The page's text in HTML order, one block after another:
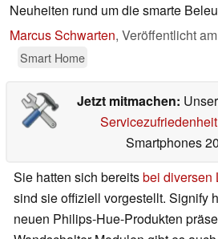
Neuheiten rund um die smarte
Marcus Schwarten, Veröffentlicht am
Smart Home
Jetzt mitmachen:
Servicezufriedenheit
Smartphones
Sie hatten sich bereitsbei diversen
sind sie offiziell vorgestellt. Signify
neuen Philips-Hue-Produkten